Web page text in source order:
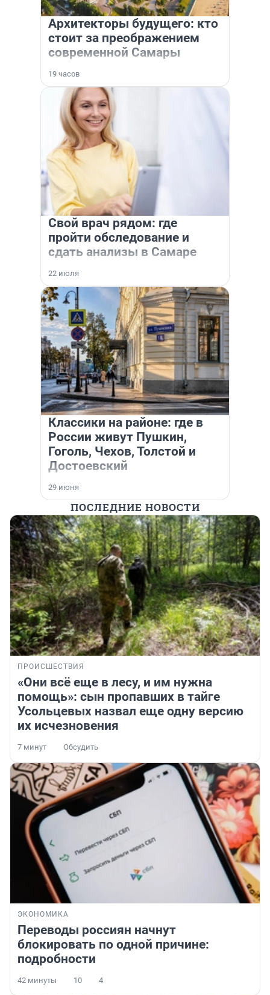
Архитекторы будущего: кто
стоит за преображением
современной Самары
19 часов
Свой врач рядом: где
пройти обследование и
сдать анализы в Самаре
22 июля
Классики на районе: где в
России живут Пушкин,
Гоголь, Чехов, Толстой и
Достоевский
29 июня
ПОСЛЕДНИЕ НОВОСТИ
ПРОИСШЕСТВИЯ
«Они всё еще в лесу, и им нужна
помощь»: сын пропавших в тайге
Усольцевых назвал еще одну версию
их исчезновения
7 минут Обсудить
ЭКОНОМИКА
Переводы россиян начнут
блокировать по одной причине:
подробности
42 минуты 10 4